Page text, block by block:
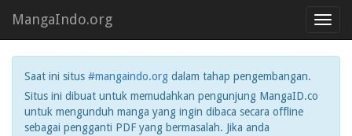
MangaIndo.org
Saat ini situs #mangaindo.org dalam tahap pengembangan.
Situs ini dibuat untuk memudahkan pengunjung MangaID.co
untuk mengunduh manga yang ingin dibaca secara offline
sebagai pengganti PDF yang bermasalah. Jika anda